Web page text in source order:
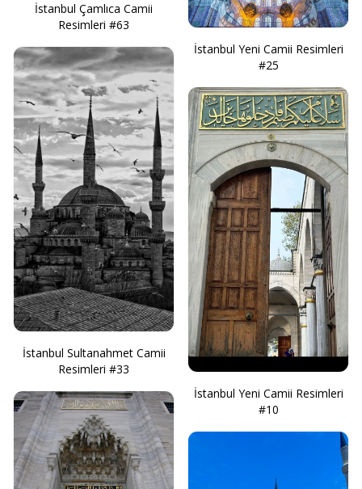
İstanbul Çamlıca Camii
Resimleri #63
İstanbul Sultanahmet Camii
Resimleri #33
İstanbul Yeni Camii Resimleri
#25
İstanbul Yeni Camii Resimleri
#10